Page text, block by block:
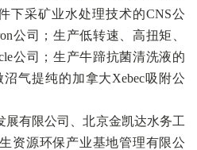
下采矿业水处理技术的CNS公
公司；生产低转速、高扭矩、
公司；生产牛蹄抗菌清洗液的
沼气提纯的加拿大Xebec吸附公
有限公司、北京金凯达水务工
资源环保产业基地管理有限公